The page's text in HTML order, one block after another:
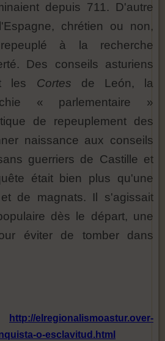
depuis 711. D'autre
chrétien ou non,
à la recherche
Des conseils asturiens
les Cortes de León, la
« parlementaire »
de repeuplement des
naissance aux conseils
guerriers de Castille et
était bien plus qu'une
de magnats. Il s'agissait
dès le départ, une
éviter de tomber dans
http://elregionalismoastur.over-
o-esclavitud.html